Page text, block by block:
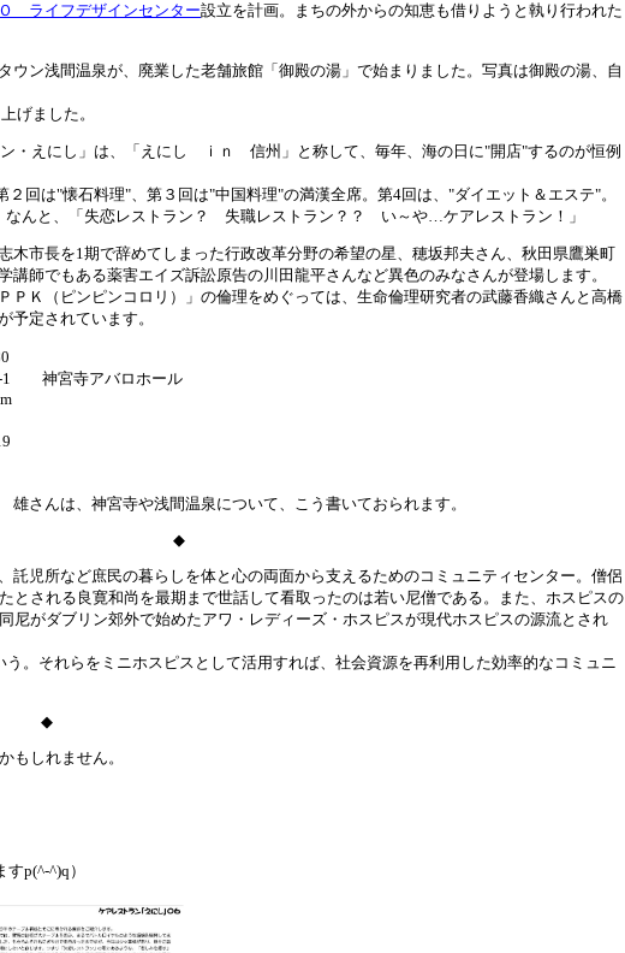
ライフデザインセンター設立を計画。まちの外からの知恵も借りようと執り行われた
ン浅間温泉が、廃業した老舗旅館「御殿の湯」で始まりました。写真は御殿の湯、自
げました。
・えにし」は、「えにし ｉｎ 信州」と称して、毎年、海の日に"開店"するのが恒例
回は"懐石料理"、第３回は"中国料理"の満漢全席。第4回は、"ダイエット＆エステ"。
なんと、「失恋レストラン？ 失職レストラン？？ い～や…ケアレストラン！」
市長を1期で辞めてしまった行政改革分野の希望の星、穂坂邦夫さん、秋田県鷹巣町
講師でもある薬害エイズ訴訟原告の川田龍平さんなど異色のみなさんが登場します。
Ｋ（ピンピンコロリ）」の倫理をめぐっては、生命倫理研究者の武藤香織さんと高橋
予定されています。
1 神宮寺アバロホール
さんは、神宮寺や浅間温泉について、こう書いておられます。
◆
児所など庶民の暮らしを体と心の両面から支えるためのコミュニティセンター。僧侶
される良寛和尚を最期まで世話して看取ったのは若い尼僧である。また、ホスピスの
がダブリン郊外で始めたアワ・レディーズ・ホスピスが現代ホスピスの源流とされ
。それらをミニホスピスとして活用すれば、社会資源を再利用した効率的なコミュニ
◆
もしれません。
p(^-^)q）